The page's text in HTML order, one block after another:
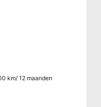
km/ 12 maanden